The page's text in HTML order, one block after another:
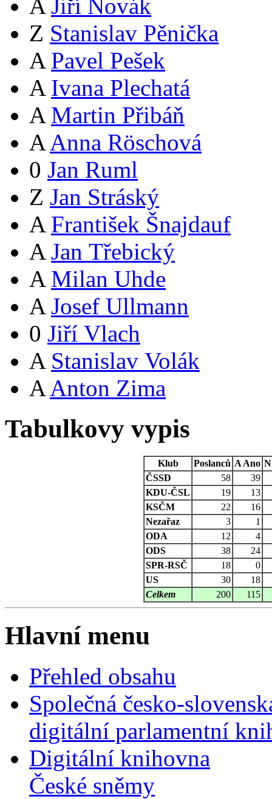
A Jiří Novák
Z Stanislav Pěnička
A Pavel Pešek
A Ivana Plechatá
A Martin Přibáň
A Anna Röschová
0 Jan Ruml
Z Jan Stráský
A František Šnajdauf
A Jan Třebický
A Milan Uhde
A Josef Ullmann
0 Jiří Vlach
A Stanislav Volák
A Anton Zima
Tabulkovy vypis
Klub Poslanců A Ano N
ČSSD
58
39
KDU-ČSL
19
13
KSČM
22
16
Nezařaz
3
1
ODA
12
4
ODS
38
24
SPR-RSČ
18
0
US
30
18
Celkem
200 115
Hlavní menu
Přehled obsahu
Společná česko-
digitální parlamentní
Digitální knihovna
České sněmy